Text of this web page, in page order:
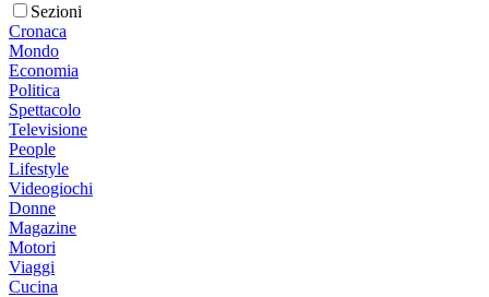
Sezioni
Cronaca
Mondo
Economia
Politica
Spettacolo
Televisione
People
Lifestyle
Videogiochi
Donne
Magazine
Motori
Viaggi
Cucina